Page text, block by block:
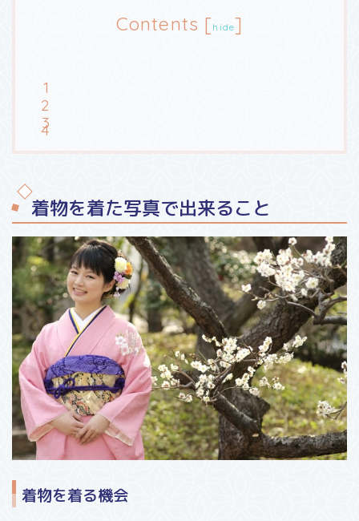
Contents [ hide]
着物を着た写真で出来ること
着物を着る機会